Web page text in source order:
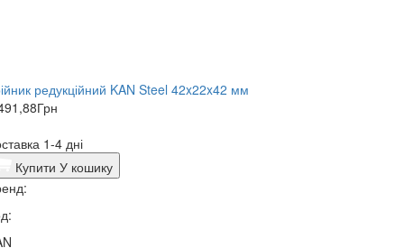
редукційний KAN Steel 42x22x42 мм
Грн
1-4 дні
Купити У кошику